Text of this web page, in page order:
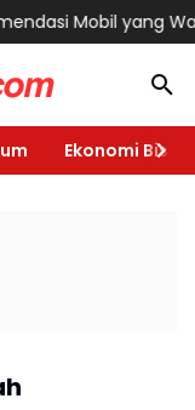
Mobil yang
Ekonomi Bisnis